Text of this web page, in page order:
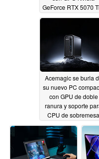
GeForce RTX 5070
RTX 508006/02/2026
Acemagic se burla
su nuevo PC
con GPU de doble
ranura y soporte
CPU de sobremesa
05/24/2026